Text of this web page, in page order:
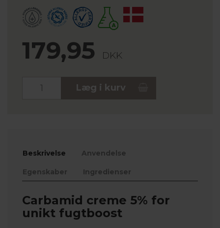
179,95 DKK
Læg i kurv
Beskrivelse Anvendelse
Egenskaber Ingredienser
Carbamid creme 5% for
unikt fugtboost